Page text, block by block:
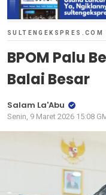
SULTENGEKSPRES.COM
BPOM Palu
Balai Besar
Salam La'Abu
Senin, 9 Maret 2026 15:08